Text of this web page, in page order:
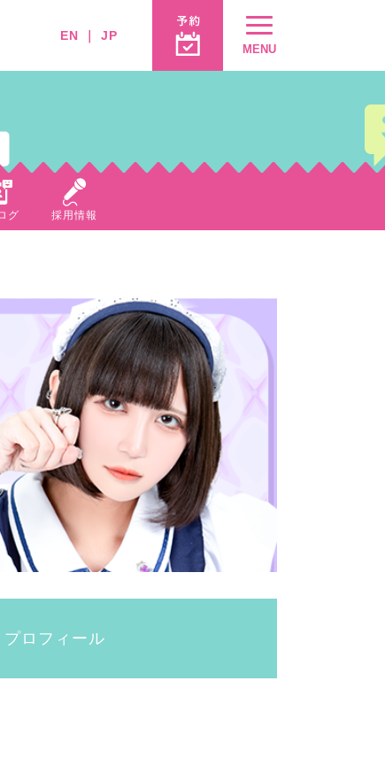
EN ｜ JP
MENU
グ 採用情報
プロフィール